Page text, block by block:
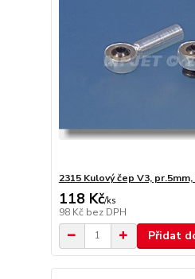
2315 Kulový čep V3,
118 Kč/ks
98 Kč bez DPH
Přidat